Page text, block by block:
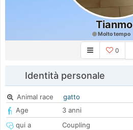
Tianmo
Molto tempo
0
Identità personale
Animal race
gatto
Age
3 anni
qui a
Coupling